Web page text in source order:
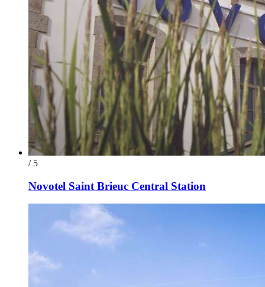
/ 5
Novotel Saint Brieuc Central Station